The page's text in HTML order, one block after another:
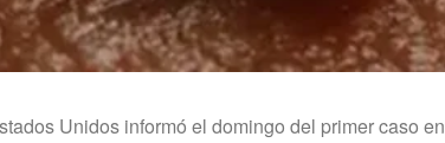
Unidos informó el domingo del primer caso en